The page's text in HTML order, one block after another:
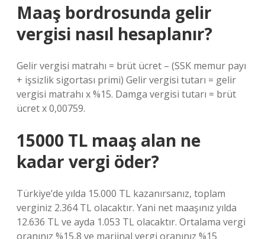
Maaş bordrosunda gelir
vergisi nasıl hesaplanır?
Gelir vergisi matrahı = brüt ücret – (SSK memur payı
+ işsizlik sigortası primi) Gelir vergisi tutarı = gelir
vergisi matrahı x %15. Damga vergisi tutarı = brüt
ücret x 0,00759.
15000 TL maaş alan ne
kadar vergi öder?
Türkiye’de yılda 15.000 TL kazanırsanız, toplam
verginiz 2.364 TL olacaktır. Yani net maaşınız yılda
12.636 TL ve ayda 1.053 TL olacaktır. Ortalama vergi
oranınız %15,8 ve marjinal vergi oranınız %15